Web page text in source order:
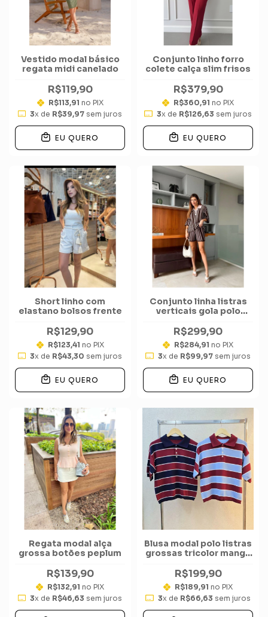
Vestido modal básico
regata midi canelado
R$119,90
R$113,91 no PIX
3x de R$39,97 sem juros
EU QUERO
Conjunto linho forro
colete calça slim frisos
R$379,90
R$360,91 no PIX
3x de R$126,63 sem juros
EU QUERO
Short linho com
elastano bolsos frente
R$129,90
R$123,41 no PIX
3x de R$43,30 sem juros
EU QUERO
Conjunto linha listras
verticais gola polo
R$299,90
R$284,91 no PIX
3x de R$99,97sem juros
EU QUERO
Regata modal alça
grossa botões peplum
R$139,90
R$132,91 no PIX
3x de R$46,63 sem juros
Blusa modal polo listras
grossas tricolor manga
R$199,90
R$189,91 no PIX
3x de R$66,63 sem juros